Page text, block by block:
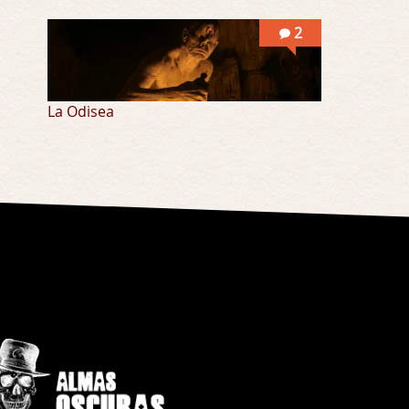
2
La Odisea